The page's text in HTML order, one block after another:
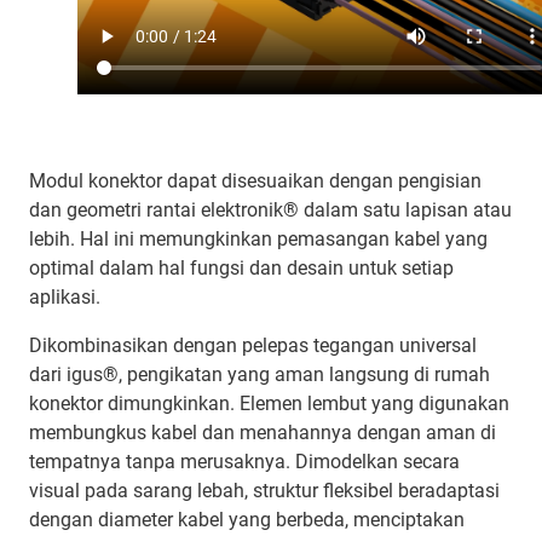
Modul konektor dapat disesuaikan dengan pengisian
dan geometri rantai elektronik® dalam satu lapisan atau
lebih. Hal ini memungkinkan pemasangan kabel yang
optimal dalam hal fungsi dan desain untuk setiap
aplikasi.
Dikombinasikan dengan pelepas tegangan universal
dari igus®, pengikatan yang aman langsung di rumah
konektor dimungkinkan. Elemen lembut yang digunakan
membungkus kabel dan menahannya dengan aman di
tempatnya tanpa merusaknya. Dimodelkan secara
visual pada sarang lebah, struktur fleksibel beradaptasi
dengan diameter kabel yang berbeda, menciptakan